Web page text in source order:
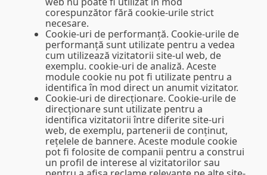
corespunzător fără cookie-urile strict
necesare.
Cookie-uri de performanță. Cookie-urile de
performanță sunt utilizate pentru a vedea
cum utilizează vizitatorii site-ul web, de
exemplu. cookie-uri de analiză. Aceste
module cookie nu pot fi utilizate pentru a
identifica în mod direct un anumit vizitator.
Cookie-uri de direcționare. Cookie-urile de
direcționare sunt utilizate pentru a
identifica vizitatorii între diferite site-uri
web, de exemplu, partenerii de conținut,
rețelele de bannere. Aceste module cookie
pot fi folosite de companii pentru a construi
un profil de interese al vizitatorilor sau